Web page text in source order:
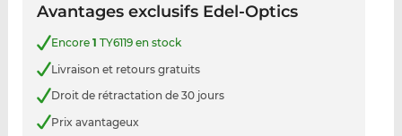
Avantages exclusifs Edel-Optics
Encore 1 TY6119 en stock
Livraison et retours gratuits
Droit de rétractation de 30 jours
Prix avantageux